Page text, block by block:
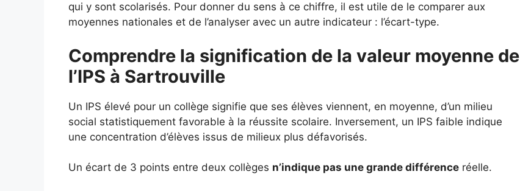
qui y sont scolarisés. Pour donner du sens à ce chiffre, il est utile de le comparer aux
moyennes nationales et de l’analyser avec un autre indicateur : l’écart-type.
Comprendre la signification de la valeur moyenne de
l’IPS à Sartrouville
Un IPS élevé pour un collège signifie que ses élèves viennent, en moyenne, d’un milieu
social statistiquement favorable à la réussite scolaire. Inversement, un IPS faible indique
une concentration d’élèves issus de milieux plus défavorisés.
Un écart de 3 points entre deux collèges n’indique pas une grande différence réelle.